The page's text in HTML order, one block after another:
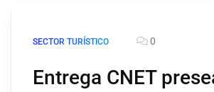
SECTOR TURÍSTICO 0
Entrega CNET